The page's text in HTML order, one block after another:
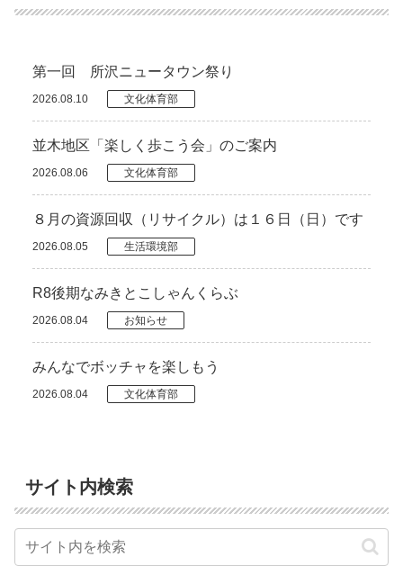
第一回 所沢ニュータウン祭り
2026.08.10 文化体育部
並木地区「楽しく歩こう会」のご案内
2026.08.06 文化体育部
８月の資源回収（リサイクル）は１６日（日）です
2026.08.05 生活環境部
R8後期なみきとこしゃんくらぶ
2026.08.04 お知らせ
みんなでボッチャを楽しもう
2026.08.04 文化体育部
サイト内検索